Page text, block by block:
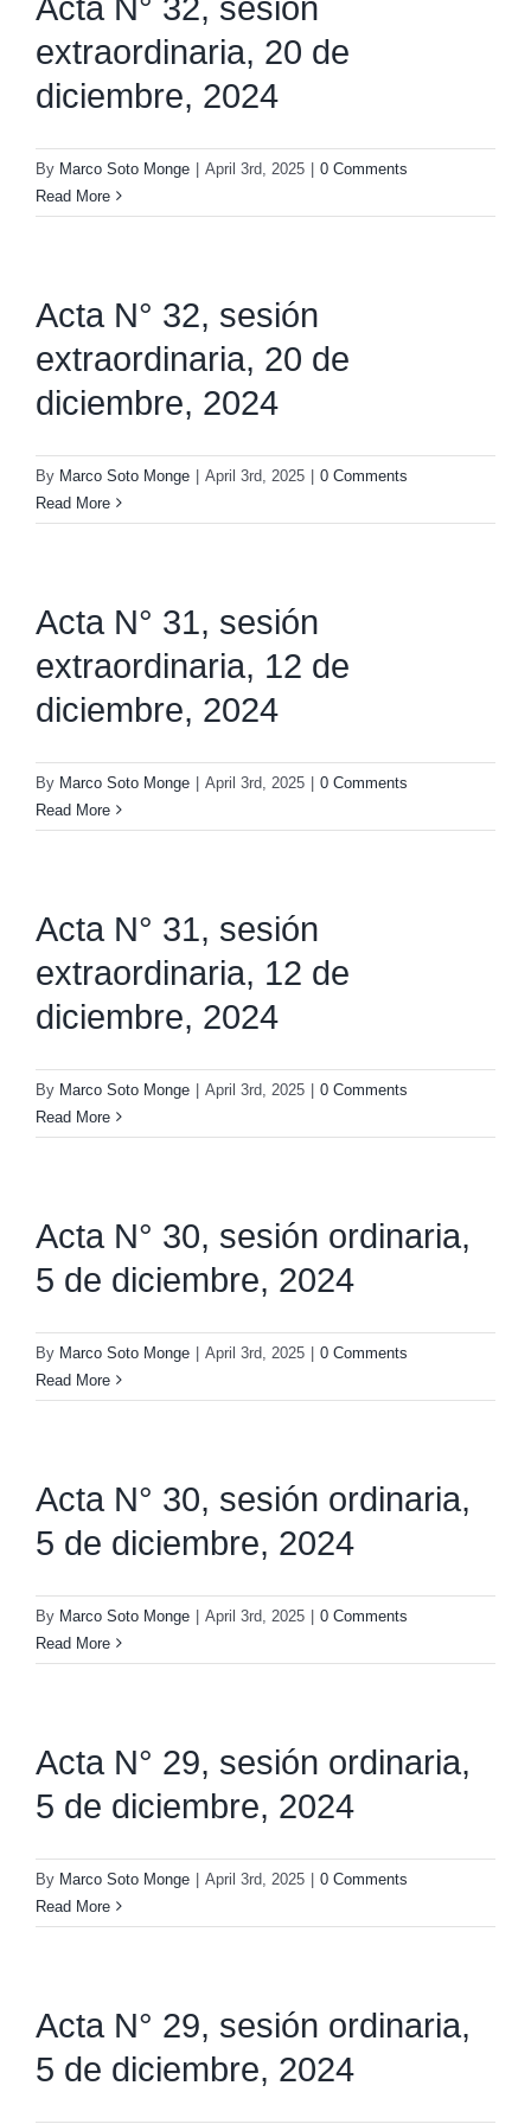
Acta N° 32, sesión
extraordinaria, 20 de
diciembre, 2024
By Marco Soto Monge April 3rd, 2025
0 Comments
Read More
Acta N° 32, sesión
extraordinaria, 20 de
diciembre, 2024
By Marco Soto Monge April 3rd, 2025
0 Comments
Read More
Acta N° 31, sesión
extraordinaria, 12 de
diciembre, 2024
By Marco Soto Monge April 3rd, 2025
0 Comments
Read More
Acta N° 31, sesión
extraordinaria, 12 de
diciembre, 2024
By Marco Soto Monge April 3rd, 2025
0 Comments
Read More
Acta N° 30, sesión ordinaria,
5 de diciembre, 2024
By Marco Soto Monge April 3rd, 2025
0 Comments
Read More
Acta N° 30, sesión ordinaria,
5 de diciembre, 2024
By Marco Soto Monge April 3rd, 2025
0 Comments
Read More
Acta N° 29, sesión ordinaria,
5 de diciembre, 2024
By Marco Soto Monge April 3rd, 2025
0 Comments
Read More
Acta N° 29, sesión ordinaria,
5 de diciembre, 2024